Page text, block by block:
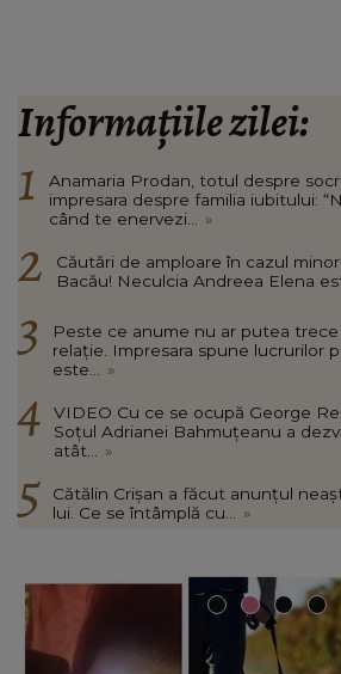
Informațiile zilei:
Anamaria Prodan, totul despre
impresara despre familia iubitului:
când te enervezi...
»
Căutări de amploare în cazul
Bacău! Neculcia Andreea Elena
Peste ce anume nu ar putea trece
relație. Impresara spune lucrurilor
este...
»
VIDEO Cu ce se ocupă George
Soțul Adrianei Bahmuțeanu a
atât...
»
Cătălin Crișan a făcut anunțul
lui. Ce se întâmplă cu...
»